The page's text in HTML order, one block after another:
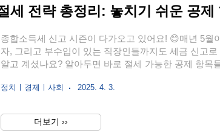
종합소득세 신고 시즌이 다가오고 있어요! 😊매년 5월
자, 그리고 부수입이 있는 직장인들까지도 세금 신고
알고 계셨나요? 알아두면 바로 절세 가능한 공제 항목
아요. 이번 글에서는 2025년 종합소득세 신고 시 놓치
👉 홈택스 바로가기 “놓치는 공제 = 놓치는 환급!”“세금
만 알면 OK!”“절세는 타이밍과 정보 싸움입니다 💰”📋
정치ㅣ경제ㅣ사회 2025. 4. 3.
더보기 ››